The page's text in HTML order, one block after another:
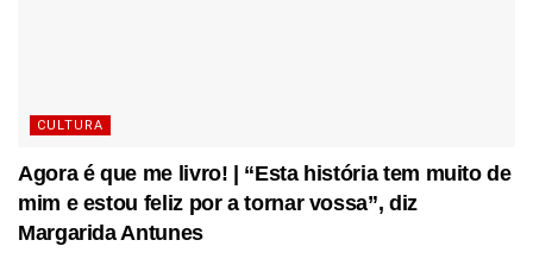
CULTURA
Agora é que me livro! | “Esta história tem muito de
mim e estou feliz por a tornar vossa”, diz
Margarida Antunes